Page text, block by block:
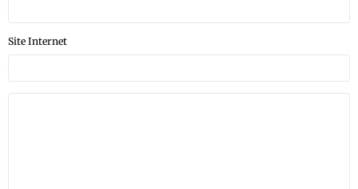
Site Internet